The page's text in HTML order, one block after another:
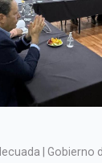
| Gobierno